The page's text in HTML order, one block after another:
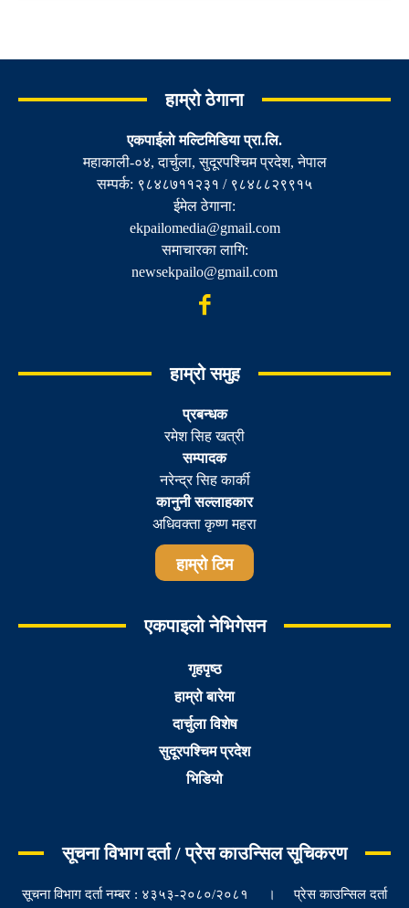
हाम्रो ठेगाना
एकपाईलाे मल्टिमिडिया प्रा.लि.
महाकाली-०४, दार्चुला, सुदूरपश्चिम प्रदेश, नेपाल
सम्पर्क: ९८४८७११२३१ / ९८४८८२९९१५
ईमेल ठेगाना:
ekpailomedia@gmail.com
समाचारका लागि:
newsekpailo@gmail.com
हाम्रो समुह
प्रबन्धक
रमेश सिह खत्री
सम्पादक
नरेन्द्र सिह कार्की
कानुनी सल्लाहकार
अधिवक्ता कृष्ण महरा
हाम्रो टिम
एकपाइलो नेभिगेसन
गृहपृष्ठ
हाम्रो बारेमा
दार्चुला विशेष
सुदूरपश्चिम प्रदेश
भिडियो
सूचना विभाग दर्ता / प्रेस काउन्सिल सूचिकरण
सूचना विभाग दर्ता नम्बर : ४३५३-२०८०/२०८१ । प्रेस काउन्सिल दर्ता